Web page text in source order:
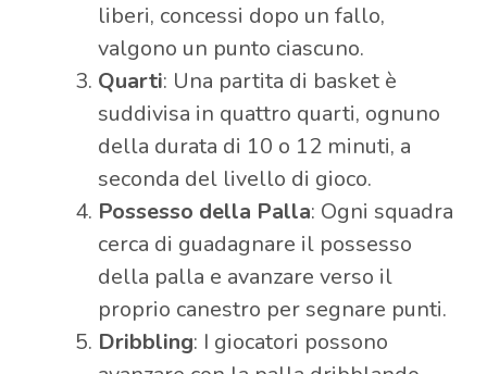
liberi, concessi dopo un fallo,
valgono un punto ciascuno.
Quarti: Una partita di basket è
suddivisa in quattro quarti, ognuno
della durata di 10 o 12 minuti, a
seconda del livello di gioco.
Possesso della Palla: Ogni squadra
cerca di guadagnare il possesso
della palla e avanzare verso il
proprio canestro per segnare punti.
Dribbling: I giocatori possono